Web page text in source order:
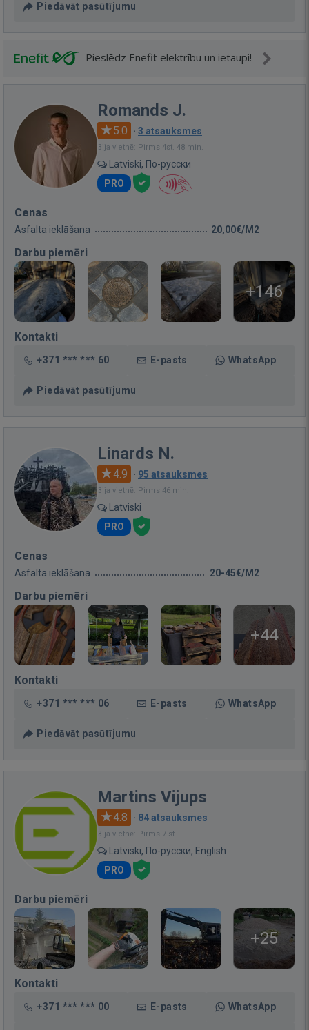
Piedāvāt pasūtījumu
Pieslēdz Enefit elektrību un ietaupi!
Romands J.
5.0 · 3 atsauksmes
Bija vietnē: Pirms 4st. 48 min.
Latviski, По-русски
PRO
Cenas
Asfalta ieklāšana 20,00€/M2
Darbu piemēri
+146
Kontakti
+371 *** *** 60 E-pasts WhatsApp
Piedāvāt pasūtījumu
Linards N.
4.9 · 95 atsauksmes
Bija vietnē: Pirms 46 min.
Latviski
PRO
Cenas
Asfalta ieklāšana 20-45€/M2
Darbu piemēri
+44
Kontakti
+371 *** *** 06 E-pasts WhatsApp
Piedāvāt pasūtījumu
Martins Vijups
4.8 · 84 atsauksmes
Bija vietnē: Pirms 7 st.
Latviski, По-русски, English
PRO
Darbu piemēri
+25
Kontakti
+371 *** *** 00 E-pasts WhatsApp